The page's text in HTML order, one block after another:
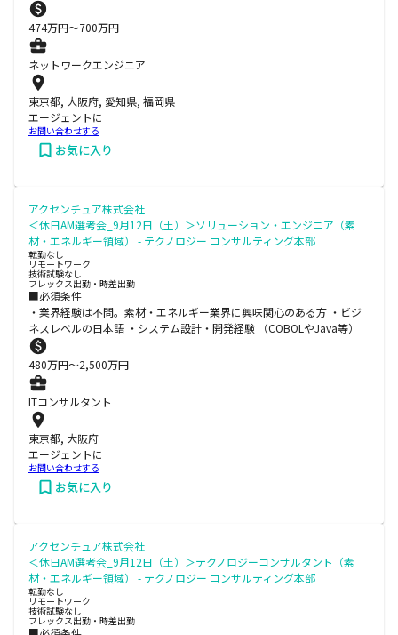
474万円〜700万円
ネットワークエンジニア
東京都, 大阪府, 愛知県, 福岡県
エージェントに
お問い合わせする
お気に入り
アクセンチュア株式会社
＜休日AM選考会_9月12日（土）＞ソリューション・エンジニア（素
材・エネルギー領域） - テクノロジー コンサルティング本部
転勤なし
リモートワーク
技術試験なし
フレックス出勤・時差出勤
■必須条件
・業界経験は不問。素材・エネルギー業界に興味関心のある方 ・ビジ
ネスレベルの日本語 ・システム設計・開発経験 （COBOLやJava等）
480万円〜2,500万円
ITコンサルタント
東京都, 大阪府
エージェントに
お問い合わせする
お気に入り
アクセンチュア株式会社
＜休日AM選考会_9月12日（土）＞テクノロジーコンサルタント（素
材・エネルギー領域） - テクノロジー コンサルティング本部
転勤なし
リモートワーク
技術試験なし
フレックス出勤・時差出勤